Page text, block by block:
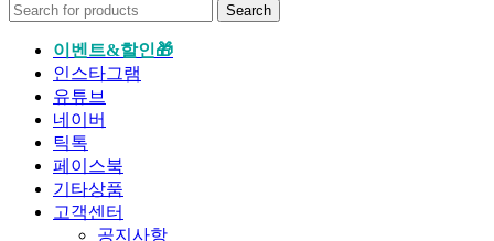
Search
이벤트&할인🎁
인스타그램
유튜브
네이버
틱톡
페이스북
기타상품
고객센터
공지사항